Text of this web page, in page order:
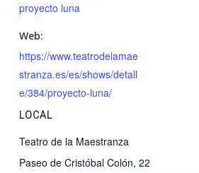
proyecto luna
Web:
https://www.teatrodelamae
stranza.es/es/shows/detall
e/384/proyecto-luna/
LOCAL
Teatro de la Maestranza
Paseo de Cristóbal Colón, 22